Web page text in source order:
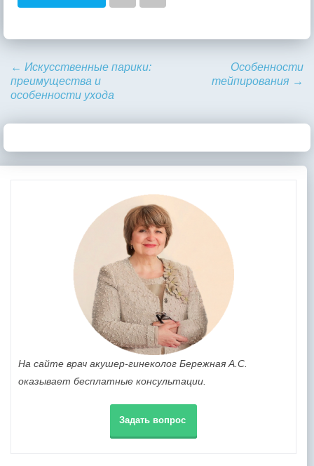
← Искусственные парики:
преимущества и
особенности ухода
Особенности
тейпирования →
На сайте врач акушер-гинеколог Бережная А.С.
оказывает бесплатные консультации.
Задать вопрос